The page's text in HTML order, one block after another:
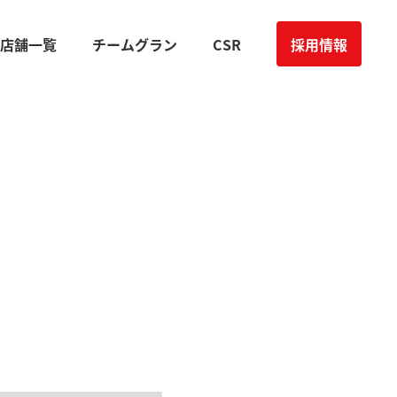
店舗一覧 チームグラン CSR 採用情報